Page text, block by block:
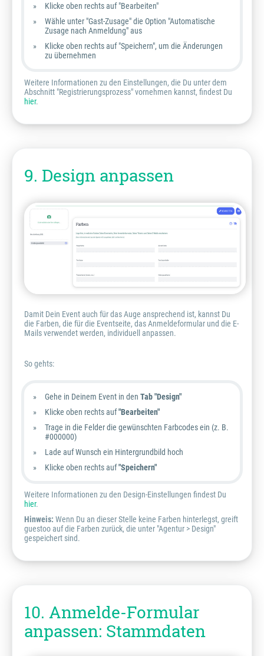
Klicke oben rechts auf "Bearbeiten"
Wähle unter "Gast-Zusage" die Option "Automatische
Zusage nach Anmeldung" aus
Klicke oben rechts auf "Speichern", um die Änderungen
zu übernehmen
Weitere Informationen zu den Einstellungen, die Du unter dem
Abschnitt "Registrierungsprozess" vornehmen kannst, findest Du
hier.
9. Design anpassen
Damit Dein Event auch für das Auge ansprechend ist, kannst Du
die Farben, die für die Eventseite, das Anmeldeformular und die E-
Mails verwendet werden, individuell anpassen.
So gehts:
Gehe in Deinem Event in den Tab "Design"
Klicke oben rechts auf"Bearbeiten"
Trage in die Felder die gewünschten Farbcodes ein (z. B.
#000000)
Lade auf Wunsch ein Hintergrundbild hoch
Klicke oben rechts auf"Speichern"
Weitere Informationen zu den Design-Einstellungen findest Du
hier.
Hinweis: Wenn Du an dieser Stelle keine Farben hinterlegst, greift
guestoo auf die Farben zurück, die unter "Agentur > Design"
gespeichert sind.
10. Anmelde-Formular
anpassen: Stammdaten